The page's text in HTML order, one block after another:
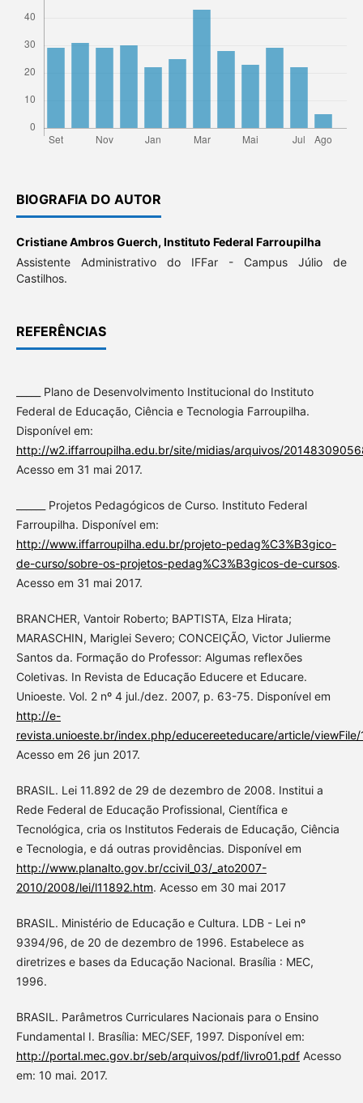
BIOGRAFIA DO AUTOR
Cristiane Ambros Guerch, Instituto Federal Farroupilha
Assistente Administrativo do IFFar - Campus Júlio de
Castilhos.
REFERÊNCIAS
_____ Plano de Desenvolvimento Institucional do Instituto
Federal de Educação, Ciência e Tecnologia Farroupilha.
Disponível em:
http://w2.iffarroupilha.edu.br/site/midias/arquivos/
Acesso em 31 mai 2017.
______ Projetos Pedagógicos de Curso. Instituto Federal
Farroupilha. Disponível em:
http://www.iffarroupilha.edu.br/projeto-pedag%C3%B3gico-
de-curso/sobre-os-projetos-pedag%C3%B3gicos-de-cursos.
Acesso em 31 mai 2017.
BRANCHER, Vantoir Roberto; BAPTISTA, Elza Hirata;
MARASCHIN, Mariglei Severo; CONCEIÇÃO, Victor Julierme
Santos da. Formação do Professor: Algumas reflexões
Coletivas. In Revista de Educação Educere et Educare.
Unioeste. Vol. 2 nº 4 jul./dez. 2007, p. 63-75. Disponível em
http://e-
revista.unioeste.br/index.php/educereeteducare/article/
Acesso em 26 jun 2017.
BRASIL. Lei 11.892 de 29 de dezembro de 2008. Institui a
Rede Federal de Educação Profissional, Científica e
Tecnológica, cria os Institutos Federais de Educação, Ciência
e Tecnologia, e dá outras providências. Disponível em
http://www.planalto.gov.br/ccivil_03/_ato2007-
2010/2008/lei/l11892.htm. Acesso em 30 mai 2017
BRASIL. Ministério de Educação e Cultura. LDB - Lei nº
9394/96, de 20 de dezembro de 1996. Estabelece as
diretrizes e bases da Educação Nacional. Brasília : MEC,
1996.
BRASIL. Parâmetros Curriculares Nacionais para o Ensino
Fundamental I. Brasília: MEC/SEF, 1997. Disponível em:
http://portal.mec.gov.br/seb/arquivos/pdf/livro01.pdfAcesso
em: 10 mai. 2017.